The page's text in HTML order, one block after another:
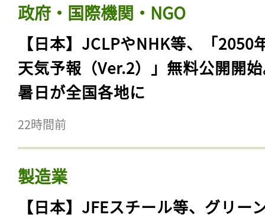
政府・国際機関・NGO
【日本】JCLPやNHK等、「2050
天気予報（Ver.2）」無料公開開
暑日が全国各地に
22時間前
製造業
【日本】JFEスチール等、グリー